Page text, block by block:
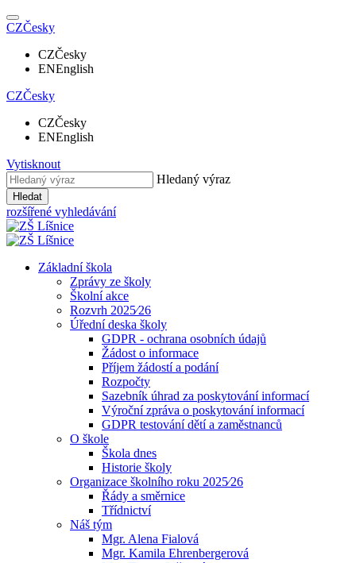
CZČesky
CZČesky
ENEnglish
CZČesky
CZČesky
ENEnglish
Vytisknout
Hledaný výraz
Hledat
rozšířené vyhledávání
Základní škola
Zprávy ze školy
Školní akce
Rozvrh 2025⁄26
Úřední deska školy
GDPR - ochrana osobních údajů
Žádost o informace
Příjem žádostí a podání
Rozpočty
Sazebník úhrad za poskytování informací
Výroční zpráva o poskytování informací
GDPR testování dětí a zaměstnanců
O škole
Škola dnes
Historie školy
Organizace školního roku 2025⁄26
Řády a směrnice
Třídnictví
Náš tým
Mgr. Alena Fialová
Mgr. Kamila Ehrenbergerová